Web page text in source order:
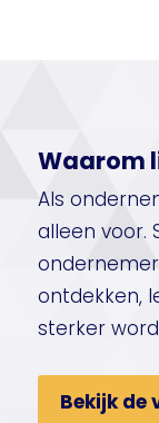
Waarom
Als
alleen voor.
ontdekken,
sterker
Bekijk de